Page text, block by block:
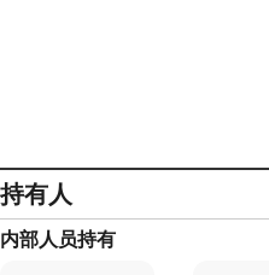
持有人
内部人员持有